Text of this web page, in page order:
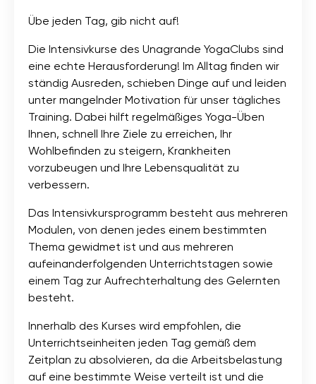
Übe jeden Tag, gib nicht auf!
Die Intensivkurse des Unagrande YogaClubs sind
eine echte Herausforderung! Im Alltag finden wir
ständig Ausreden, schieben Dinge auf und leiden
unter mangelnder Motivation für unser tägliches
Training. Dabei hilft regelmäßiges Yoga-Üben
Ihnen, schnell Ihre Ziele zu erreichen, Ihr
Wohlbefinden zu steigern, Krankheiten
vorzubeugen und Ihre Lebensqualität zu
verbessern.
Das Intensivkursprogramm besteht aus mehreren
Modulen, von denen jedes einem bestimmten
Thema gewidmet ist und aus mehreren
aufeinanderfolgenden Unterrichtstagen sowie
einem Tag zur Aufrechterhaltung des Gelernten
besteht.
Innerhalb des Kurses wird empfohlen, die
Unterrichtseinheiten jeden Tag gemäß dem
Zeitplan zu absolvieren, da die Arbeitsbelastung
auf eine bestimmte Weise verteilt ist und die